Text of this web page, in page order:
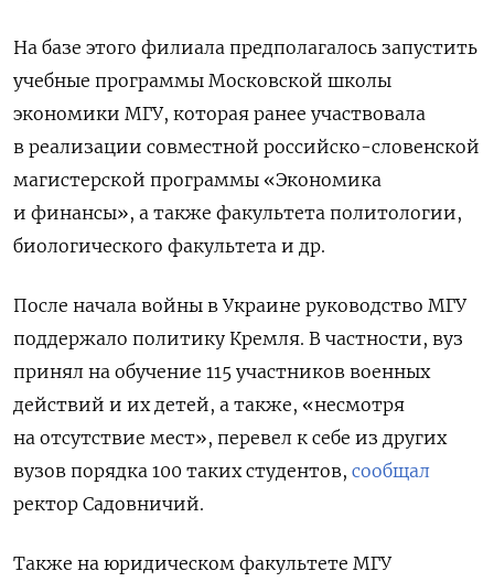
На базе этого филиала предполагалось запустить
учебные программы Московской школы
экономики МГУ, которая ранее участвовала
в реализации совместной российско-словенской
магистерской программы «Экономика
и финансы», а также факультета политологии,
биологического факультета и др.
После начала войны в Украине руководство МГУ
поддержало политику Кремля. В частности, вуз
принял на обучение 115 участников военных
действий и их детей, а также, «несмотря
на отсутствие мест», перевел к себе из других
вузов порядка 100 таких студентов, сообщал
ректор Садовничий.
Также на юридическом факультете МГУ